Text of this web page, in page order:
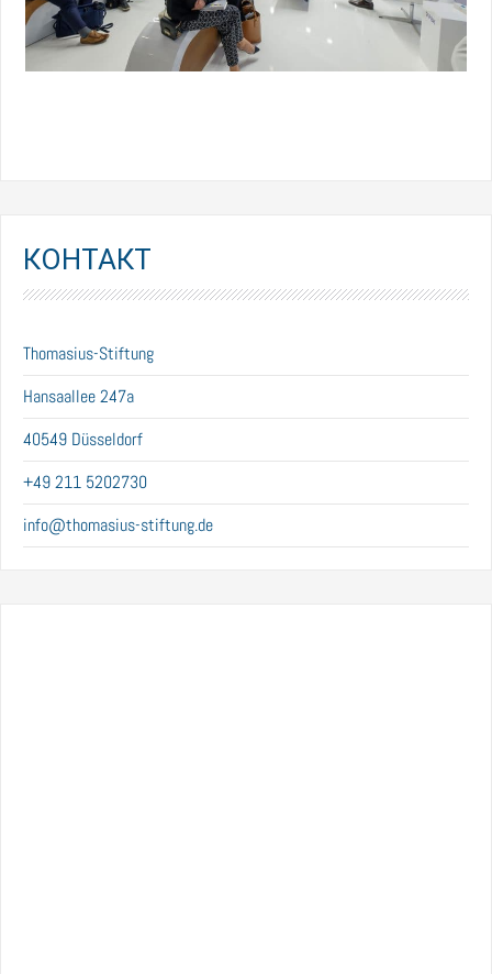
КОНТАКТ
Thomasius-Stiftung
Hansaallee 247a
40549 Düsseldorf
+49 211 5202730
info@thomasius-stiftung.de